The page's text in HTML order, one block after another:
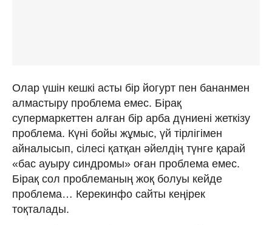
Олар үшін кешкі асты бір йогурт пен бананмен
алмастыру проблема емес. Бірақ
супермаркеттен алған бір арба дүниені жеткізу
проблема. Күні бойы жұмыс, үй тірлігімен
айналысып, сілесі қатқан әйелдің түнге қарай
«бас ауыру синдромы» оған проблема емес.
Бірақ сол проблеманың жоқ болуы кейде
проблема… Керекинфо сайты кеңірек
тоқталады.